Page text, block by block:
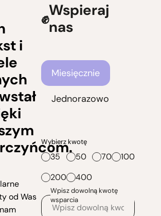
i
od Was
Wspieraj
nas
Częstotliwość wsparcia
Miesięcznie
Jednorazowo
Wybierz kwotę
35 50 70
100
200
400
Wpisz dowolną kwotę
wsparcia